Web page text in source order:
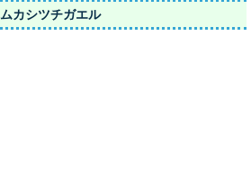
ムカシツチガエル